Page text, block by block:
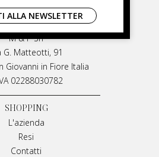
MIRARCHI
M & P Srl
G. Matteotti, 91
Giovanni in Fiore Italia
02288030782
SHOPPING
L'azienda
Resi
Contatti
ALLA NEWSLETTER